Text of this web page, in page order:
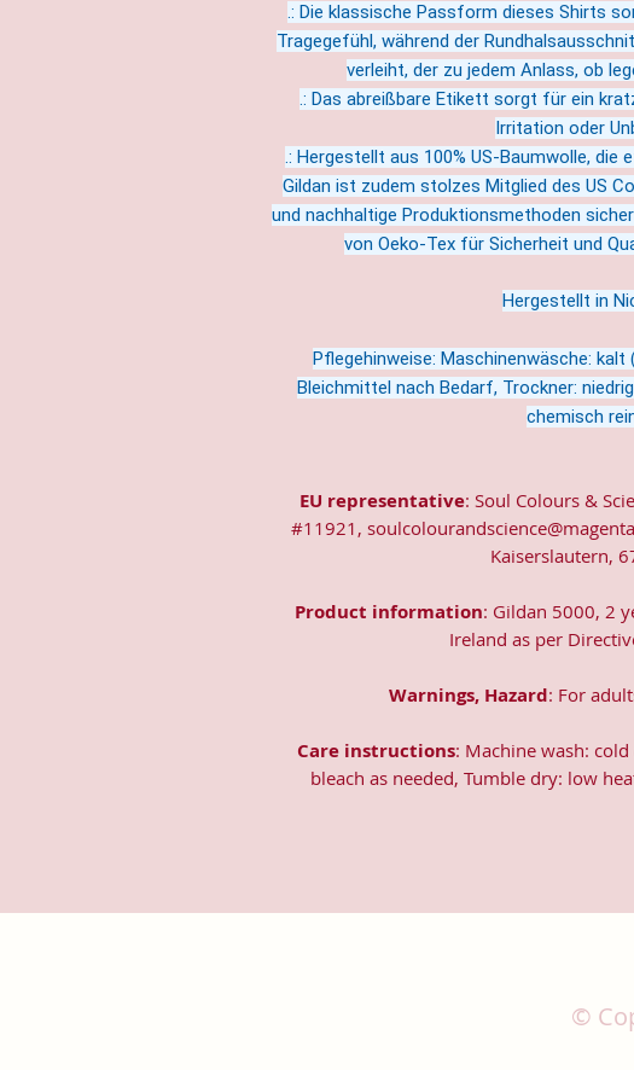
.: Die klassische Passform dieses Shirts
Tragegefühl, während der
verleiht, der zu jedem Anlass, ob
.: Das abreißbare Etikett sorgt für ein
Irritation oder
.: Hergestellt aus 100% US-Baumwolle, die
Gildan ist zudem stolzes Mitglied des US
und nachhaltige Produktionsmethoden
von Oeko-Tex für Sicherheit und
Hergestellt in
Pflegehinweise: Maschinenwäsche:
Bleichmittel nach Bedarf, Trockner:
chemisch
EU representative: Soul Colours &
#11921,
Kaiserslautern,
Product information: Gildan 5000, 2
Ireland as per
Warnings, Hazard: For
Care instructions: Machine wash:
bleach as needed, Tumble dry: low
©